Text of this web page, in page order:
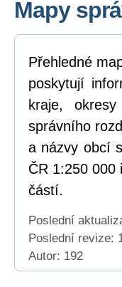
Mapy
Přehledné
poskytují
kraje,
správního
a názvy obcí
ČR 1:250 000
částí.
Poslední
Poslední revize:
Autor: 192